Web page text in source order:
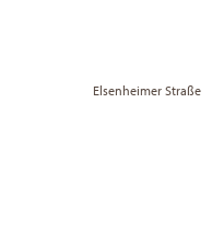
Elsenheimer Straße